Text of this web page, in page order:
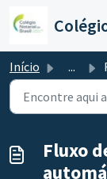
Início ...
Fluxo